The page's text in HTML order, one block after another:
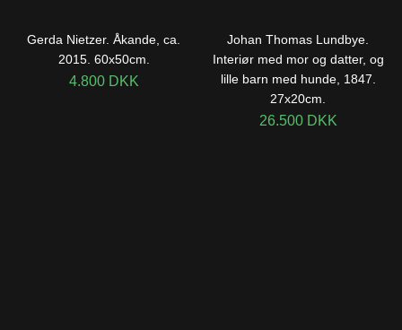
Gerda Nietzer. Åkande, ca.
2015. 60x50cm.
4.800 DKK
Johan Thomas Lundbye.
Interiør med mor og datter, og
lille barn med hunde, 1847.
27x20cm.
26.500 DKK